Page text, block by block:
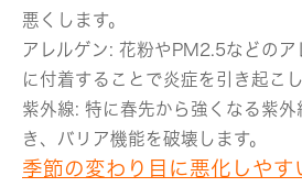
悪くします。
アレルゲン: 花粉やPM2.5などのア
に付着することで炎症を引き起こし
紫外線: 特に春先から強くなる紫
き、バリア機能を破壊します。
季節の変わり目に悪化しやす